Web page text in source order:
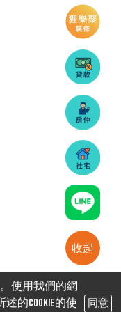
收起
使用我們的網
的Cookie的使
同意